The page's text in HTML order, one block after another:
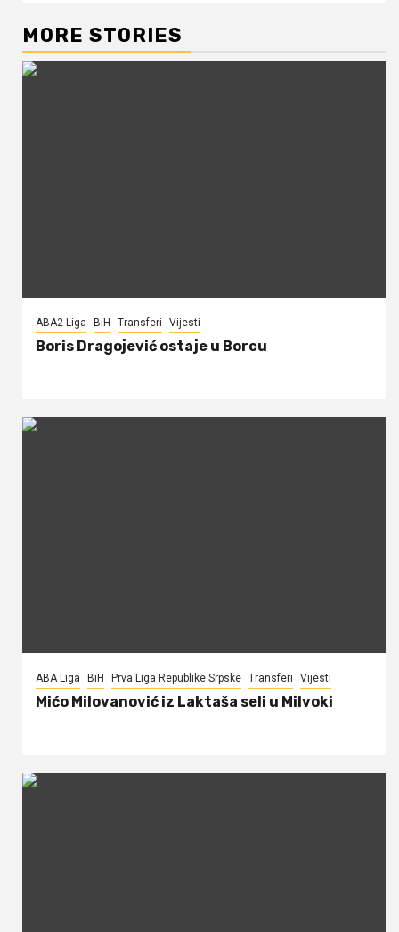
MORE STORIES
ABA2 Liga BiH Transferi Vijesti
Boris Dragojević ostaje u Borcu
ABA Liga BiH Prva Liga Republike Srpske Transferi Vijesti
Mićo Milovanović iz Laktaša seli u Milvoki